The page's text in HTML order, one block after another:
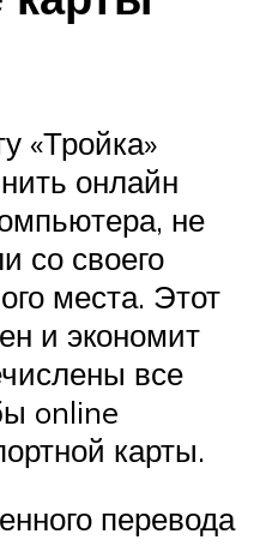
«Тройка»
онлайн
не
со своего
места. Этот
и экономит
все
online
карты.
перевода